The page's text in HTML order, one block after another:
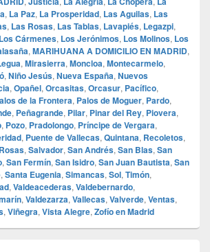
, La Paz, La Prosperidad, Las Aguilas, Las
, Las Rosas, Las Tablas, Lavapiés, Legazpi,
Los Cármenes, Los Jerónimos, Los Molinos, Los
, MARIHUANA A DOMICILIO EN MADRID,
, Mirasierra, Moncloa, Montecarmelo,
, Niño Jesús, Nueva España, Nuevos
, Opañel, Orcasitas, Orcasur, Pacífico,
de la Frontera, Palos de Moguer, Pardo,
, Peñagrande, Pilar, Pinar del Rey, Piovera,
, Pozo, Pradolongo, Príncipe de Vergara,
, Puente de Vallecas, Quintana, Recoletos,
Rosas, Salvador, San Andrés, San Blas, San
, San Fermín, San Isidro, San Juan Bautista, San
, Santa Eugenia, Simancas, Sol, Timón,
, Valdeacederas, Valdebernardo,
, Valdezarza, Vallecas, Valverde, Ventas,
, Viñegra, Vista Alegre, Zofío en Madrid